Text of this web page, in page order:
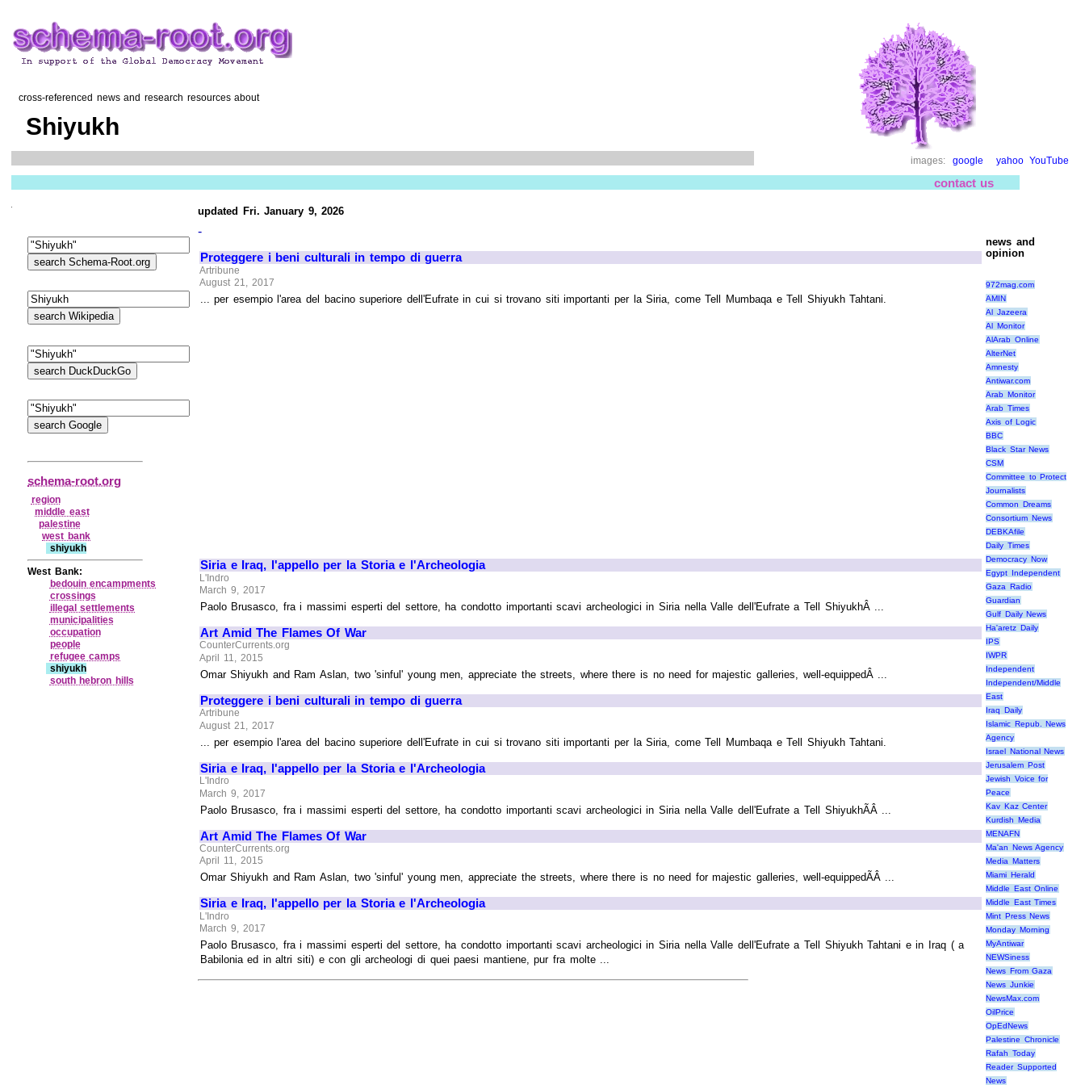
cross-referenced news and research resources about
Shiyukh
images: google yahoo YouTube
contact us
updated Fri. January 9, 2026
-
Proteggere i beni culturali in tempo di guerra
Artribune
August 21, 2017
... per esempio l'area del bacino superiore dell'Eufrate in cui si trovano siti importanti per la Siria, come Tell Mumbaqa e Tell Shiyukh Tahtani.
Siria e Iraq, l'appello per la Storia e l'Archeologia
L'Indro
March 9, 2017
Paolo Brusasco, fra i massimi esperti del settore, ha condotto importanti scavi archeologici in Siria nella Valle dell'Eufrate a Tell ShiyukhÂ ...
Art Amid The Flames Of War
CounterCurrents.org
April 11, 2015
Omar Shiyukh and Ram Aslan, two 'sinful' young men, appreciate the streets, where there is no need for majestic galleries, well-equippedÂ ...
Proteggere i beni culturali in tempo di guerra
Artribune
August 21, 2017
... per esempio l'area del bacino superiore dell'Eufrate in cui si trovano siti importanti per la Siria, come Tell Mumbaqa e Tell Shiyukh Tahtani.
Siria e Iraq, l'appello per la Storia e l'Archeologia
L'Indro
March 9, 2017
Paolo Brusasco, fra i massimi esperti del settore, ha condotto importanti scavi archeologici in Siria nella Valle dell'Eufrate a Tell ShiyukhÃÂ ...
Art Amid The Flames Of War
CounterCurrents.org
April 11, 2015
Omar Shiyukh and Ram Aslan, two 'sinful' young men, appreciate the streets, where there is no need for majestic galleries, well-equippedÃÂ ...
Siria e Iraq, l'appello per la Storia e l'Archeologia
L'Indro
March 9, 2017
Paolo Brusasco, fra i massimi esperti del settore, ha condotto importanti scavi archeologici in Siria nella Valle dell'Eufrate a Tell Shiyukh Tahtani e in Iraq ( a
Babilonia ed in altri siti) e con gli archeologi di quei paesi mantiene, pur fra molte ...
news and
opinion
972mag.com
AMIN
Al Jazeera
Al Monitor
AlArab Online
AlterNet
Amnesty
Antiwar.com
Arab Monitor
Arab Times
Axis of Logic
BBC
Black Star News
CSM
Committee to Protect
Journalists
Common Dreams
Consortium News
DEBKAfile
Daily Times
Democracy Now
Egypt Independent
Gaza Radio
Guardian
Gulf Daily News
Ha'aretz Daily
IPS
IWPR
Independent
Independent/Middle
East
Iraq Daily
Islamic Repub. News
Agency
Israel National News
Jerusalem Post
Jewish Voice for
Peace
Kav Kaz Center
Kurdish Media
MENAFN
Ma'an News Agency
Media Matters
Miami Herald
Middle East Online
Middle East Times
Mint Press News
Monday Morning
MyAntiwar
NEWSiness
News From Gaza
News Junkie
NewsMax.com
OilPrice
OpEdNews
Palestine Chronicle
Rafah Today
Reader Supported
News
schema-root.org
region
middle east
palestine
west bank
shiyukh
West Bank:
bedouin encampments
crossings
illegal settlements
municipalities
occupation
people
refugee camps
shiyukh
south hebron hills